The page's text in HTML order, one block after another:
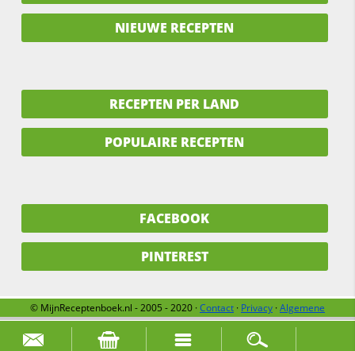
Zoek naar:
NIEUWE RECEPTEN
RECEPTEN PER LAND
POPULAIRE RECEPTEN
FACEBOOK
PINTEREST
© MijnReceptenboek.nl - 2005 - 2020 ·Contact · Privacy ·Algemene
voorwaarden
Over ons